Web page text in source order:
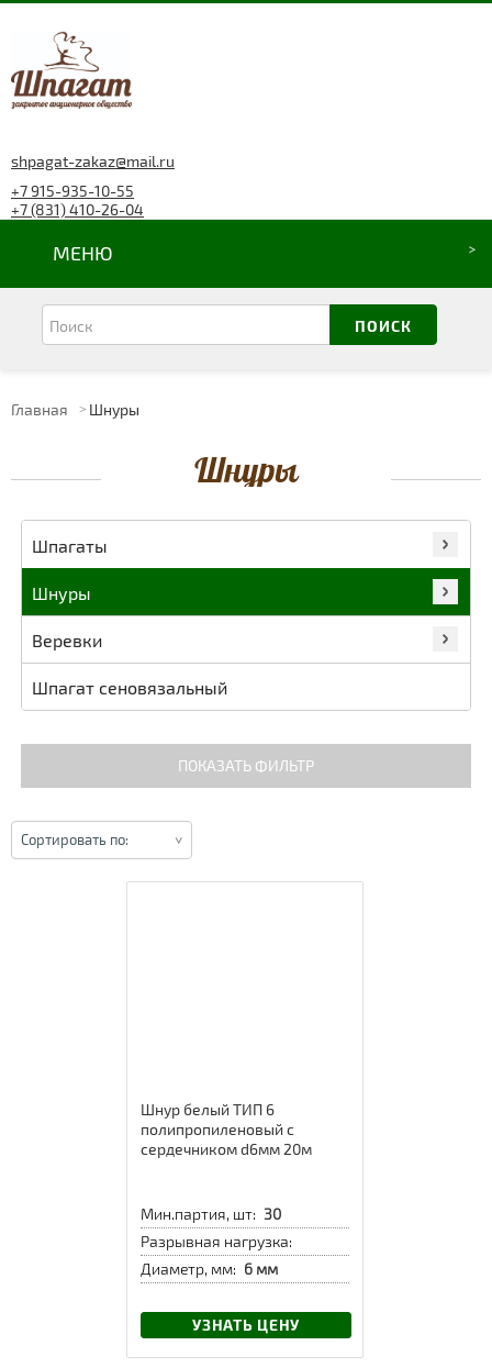
shpagat-zakaz@mail.ru
+7 915-935-10-55
+7 (831) 410-26-04
МЕНЮ
Главная Шнуры
Шнуры
Шпагаты
Шнуры
Веревки
Шпагат сеновязальный
ПОКАЗАТЬ ФИЛЬТР
Сортировать по:
Шнур белый ТИП 6
полипропиленовый с
сердечником d6мм 20м
Мин.партия, шт: 30
Разрывная нагрузка:
Диаметр, мм: 6 мм
УЗНАТЬ ЦЕНУ